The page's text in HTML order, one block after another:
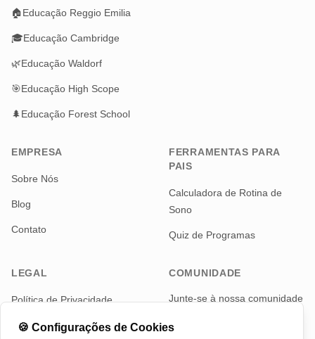
🏠Educação Reggio Emilia
🎓Educação Cambridge
🌿Educação Waldorf
🎯Educação High Scope
🌲Educação Forest School
EMPRESA
Sobre Nós
Blog
Contato
FERRAMENTAS PARA
PAIS
Calculadora de Rotina de
Sono
Quiz de Programas
LEGAL
Política de Privacidade
Termos de Serviço
COMUNIDADE
Junte-se à nossa comunidade
atualizações
🍪 Configurações de Cookies